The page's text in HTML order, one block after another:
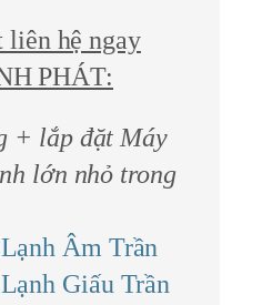
hệ ngay
PHÁT:
+ lắp đặt Máy
lớn nhỏ trong
Âm Trần
Giấu Trần